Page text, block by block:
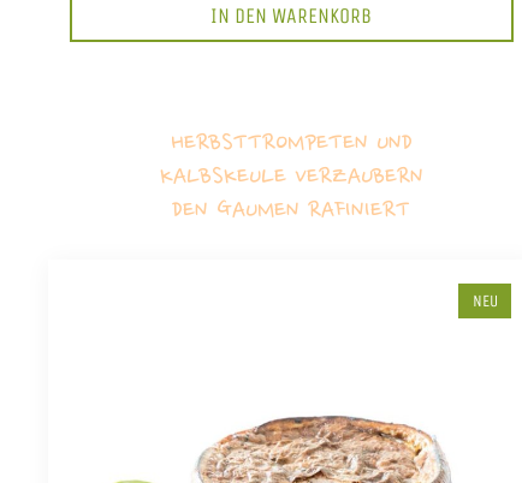
IN DEN WARENKORB
HERBSTTROMPETEN UND
KALBSKEULE VERZAUBERN
DEN GAUMEN RAFINIERT
NEU